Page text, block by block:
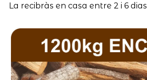
La recibràs en casa entre 2 i 6 dias